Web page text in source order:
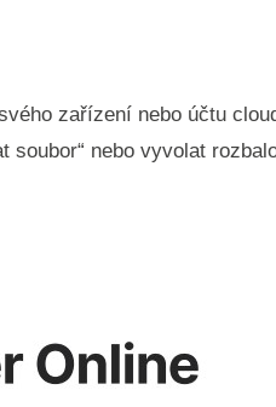
zařízení nebo účtu
nebo vyvolat